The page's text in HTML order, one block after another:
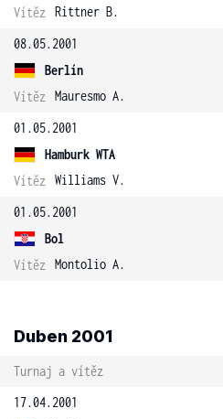
Vítěz Rittner B.
08.05.2001
Berlín
Vítěz
Mauresmo A.
01.05.2001
Hamburk WTA
Vítěz
Williams V.
01.05.2001
Bol
Vítěz
Montolio A.
Duben 2001
Turnaj a vítěz
17.04.2001